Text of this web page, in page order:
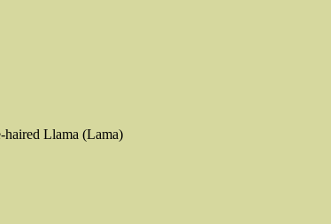
Llama (Lama)